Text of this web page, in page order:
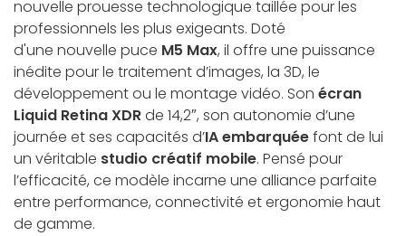
nouvelle prouesse technologique taillée pour les
professionnels les plus exigeants. Doté
d'une nouvelle puce M5 Max, il offre une puissance
inédite pour le traitement d’images, la 3D, le
développement ou le montage vidéo. Son écran
Liquid Retina XDRde 14,2″, son autonomie d’une
journée et ses capacités d’IA embarquéefont de lui
un véritable studio créatif mobile. Pensé pour
l’efficacité, ce modèle incarne une alliance parfaite
entre performance, connectivité et ergonomie haut
de gamme.